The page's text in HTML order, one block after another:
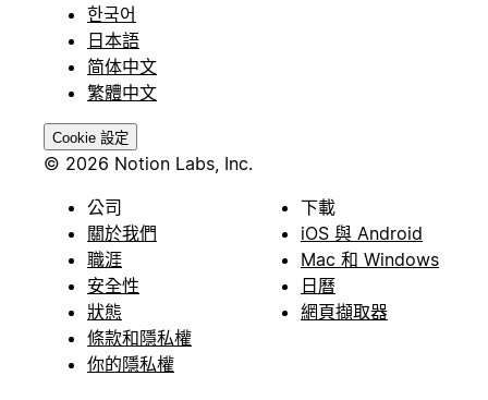
한국어
日本語
简体中文
繁體中文
Cookie 設定
© 2026 Notion Labs, Inc.
公司
關於我們
職涯
安全性
狀態
條款和隱私權
你的隱私權
下載
iOS 與 Android
Mac 和 Windows
日曆
網頁擷取器